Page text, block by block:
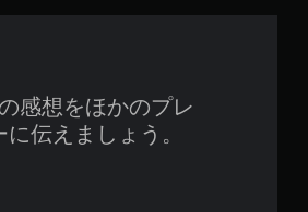
感想をほかのプレ
に伝えましょう。